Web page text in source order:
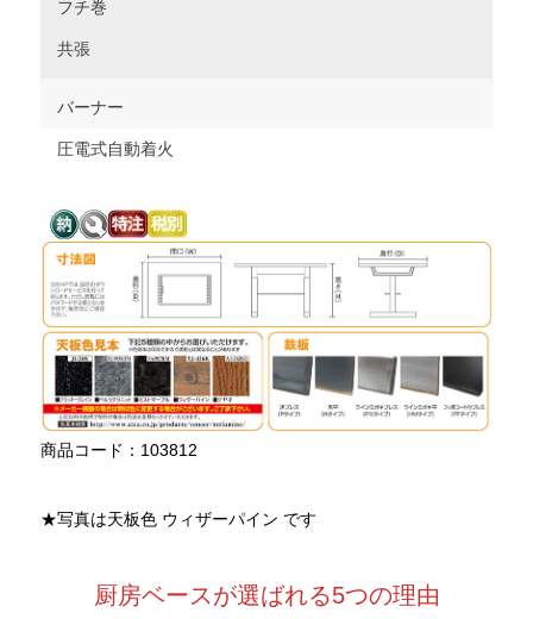
フチ巻
共張
バーナー
圧電式自動着火
商品コード：103812
★写真は天板色 ウィザーパイン です
厨房ベースが選ばれる5つの理由